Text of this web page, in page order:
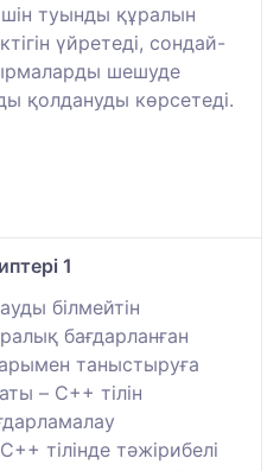
туынды құралын
үйретеді, сондай-
шешуде
қолдануды көрсетеді.
1
білмейтін
бағдарланған
таныстыруға
– C++ тілін
тілінде тәжірибелі